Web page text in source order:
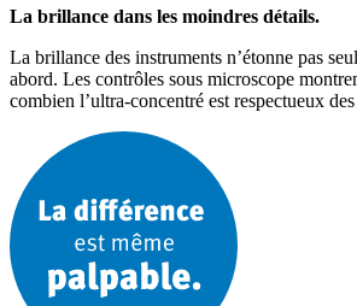
La brillance dans les moindres détails.
La brillance des instruments n’étonne pas
abord. Les contrôles sous microscope
combien l’ultra-concentré est respectueux